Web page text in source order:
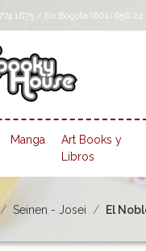
1675 / En Bogotá (601) 656 24
Manga
Art Books y
Libros
Seinen - Josei El